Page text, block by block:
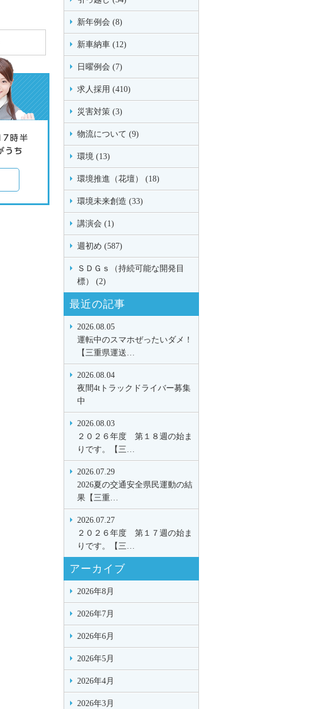
新年例会 (8)
新車納車 (12)
日曜例会 (7)
求人採用 (410)
災害対策 (3)
物流について (9)
環境 (13)
環境推進（花壇） (18)
環境未来創造 (33)
講演会 (1)
週初め (587)
ＳＤＧｓ（持続可能な開発目
標） (2)
最近の記事
2026.08.05
運転中のスマホぜったいダメ！
【三重県運送…
2026.08.04
夜間4tトラックドライバー募集
中
2026.08.03
２０２６年度 第１８週の始ま
りです。【三…
2026.07.29
2026夏の交通安全県民運動の結
果【三重…
2026.07.27
２０２６年度 第１７週の始ま
りです。【三…
アーカイブ
2026年8月
2026年7月
2026年6月
2026年5月
2026年4月
2026年3月